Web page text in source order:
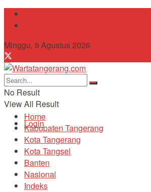
Minggu, 9 Agustus 2026
No Result
View All Result
Login
Home
Kabupaten Tangerang
Kota Tangerang
Kota Tangsel
Banten
Nasional
Indeks